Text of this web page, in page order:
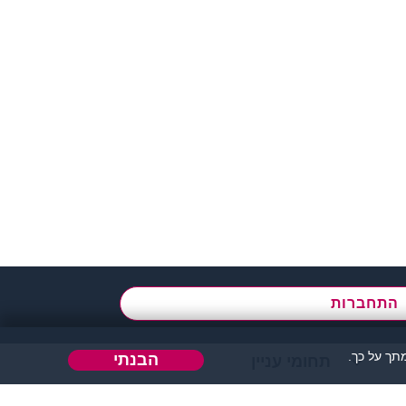
התחברות
על כך. הבנתי